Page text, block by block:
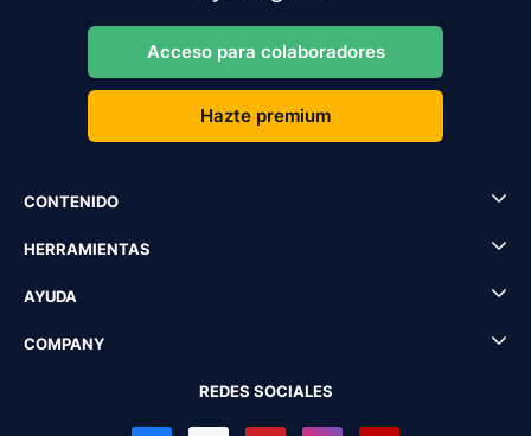
Acceso para colaboradores
Hazte premium
CONTENIDO
HERRAMIENTAS
AYUDA
COMPANY
REDES SOCIALES